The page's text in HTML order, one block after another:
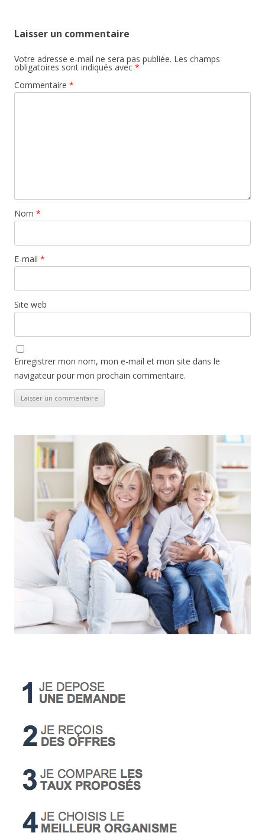
Laisser un commentaire
Votre adresse e-mail ne sera pas publiée. Les champs
obligatoires sont indiqués avec *
Commentaire *
Nom *
E-mail *
Site web
Enregistrer mon nom, mon e-mail et mon site dans le
navigateur pour mon prochain commentaire.